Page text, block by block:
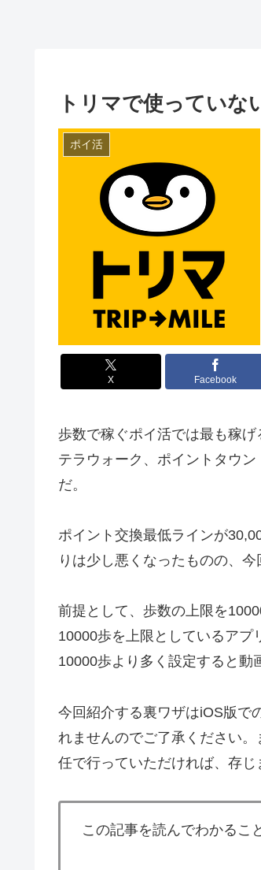
トリマで使っていな
ポイ活
X Facebook
歩数で稼ぐポイ活では最も稼
テラウォーク、ポイントタウ
だ。
ポイント交換最低ラインが
りは少し悪くなったものの、
前提として、歩数の上限を
10000歩を上限としているアプ
10000歩より多く設定すると動
今回紹介する裏ワザはiOS版で
れませんのでご了承ください
任で行っていただければ、存じ
この記事を読んでわかるこ